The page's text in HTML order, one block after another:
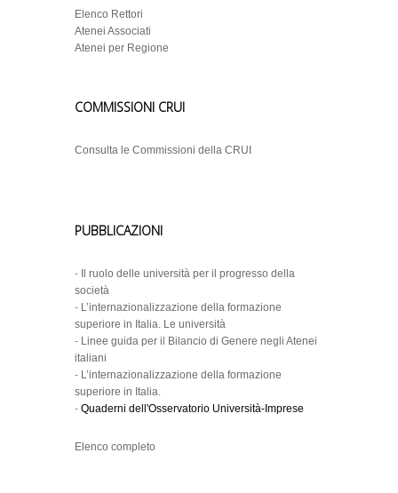
Elenco Rettori
Atenei Associati
Atenei per Regione
COMMISSIONI CRUI
Consulta le Commissioni della CRUI
PUBBLICAZIONI
-
Il ruolo delle università per il progresso della
società
- L’internazionalizzazione della formazione
superiore in Italia. Le università
- Linee guida per il Bilancio di Genere negli Atenei
italiani
- L’internazionalizzazione della formazione
superiore in Italia.
- Quaderni dell'Osservatorio Università-Imprese
Elenco completo